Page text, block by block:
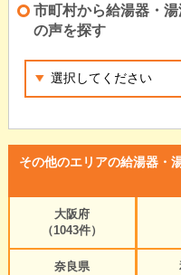
市町村から給湯器・
の声を探す
その他のエリアの給湯器・
大阪府
（1043件）
奈良県